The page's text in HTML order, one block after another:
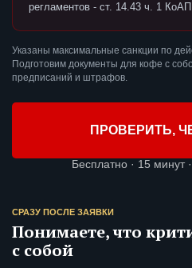
регламентов - ст. 14.43 ч. 1
Указаны максимальные санкции по
Подготовим документы для кофе с
предписаний и штрафов.
ПРОВЕРИТЬ,
Бесплатно · 15 минут
СРАЗУ ПОСЛЕ ЗАЯВКИ
Понимаете, что
с собой